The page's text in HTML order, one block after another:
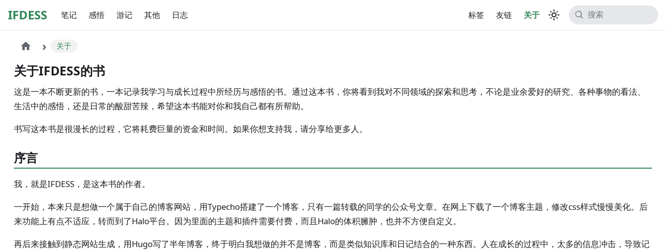
IFDESS 笔记 感悟 游记 其他 日志 标签 友链 关于
关于
关于IFDESS的书
这是一本不断更新的书，一本记录我学习与成长过程中所经历与感悟的书。通过这本书，你将看到我对不同领域的探索和思考，不论是业余爱好的研究、各种事物的看法、
生活中的感悟，还是日常的酸甜苦辣，希望这本书能对你和我自己都有所帮助。
书写这本书是很漫长的过程，它将耗费巨量的资金和时间。如果你想支持我，请分享给更多人。
序言
我，就是IFDESS，是这本书的作者。
一开始，本来只是想做一个属于自己的博客网站，用Typecho搭建了一个博客，只有一篇转载的同学的公众号文章。在网上下载了一个博客主题，修改css样式慢慢美化。后
来功能上有点不适应，转而到了Halo平台。因为里面的主题和插件需要付费，而且Halo的体积臃肿，也并不方便自定义。
再后来接触到静态网站生成，用Hugo写了半年博客，终于明白我想做的并不是博客，而是类似知识库和日记结合的一种东西。人在成长的过程中，太多的信息冲击，导致记